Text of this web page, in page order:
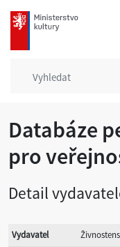
mkcr.cz
Databáze
pro
Detail
Vydavatel